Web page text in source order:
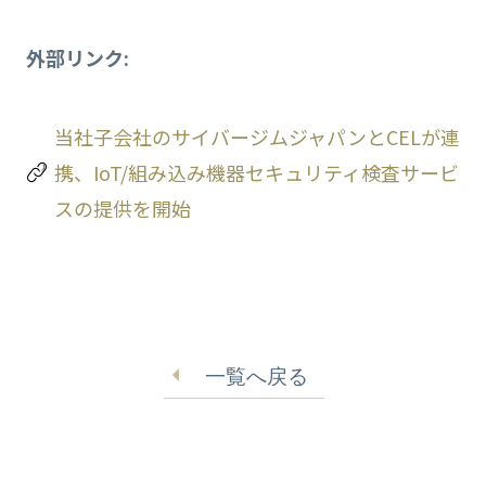
外部リンク:
当社子会社のサイバージムジャパンとCELが連
携、IoT/組み込み機器セキュリティ検査サービ
スの提供を開始
一覧へ戻る